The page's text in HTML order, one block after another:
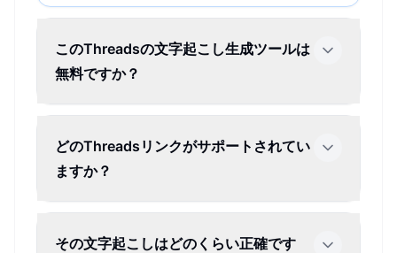
このThreadsの文字起こし生成ツールは
無料ですか？
どのThreadsリンクがサポートされてい
ますか？
その文字起こしはどのくらい正確です